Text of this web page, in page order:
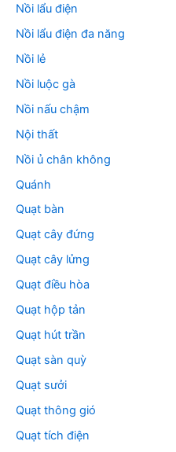
Nồi lẩu điện
Nồi lẩu điện đa năng
Nồi lẻ
Nồi luộc gà
Nồi nấu chậm
Nội thất
Nồi ủ chân không
Quánh
Quạt bàn
Quạt cây đứng
Quạt cây lửng
Quạt điều hòa
Quạt hộp tản
Quạt hút trần
Quạt sàn quỳ
Quạt sưởi
Quạt thông gió
Quạt tích điện